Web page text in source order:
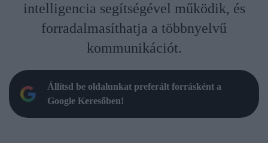
intelligencia segítségével működik, és
forradalmasíthatja a többnyelvű
kommunikációt.
Állítsd be oldalunkat preferált forrásként a
Google Keresőben!